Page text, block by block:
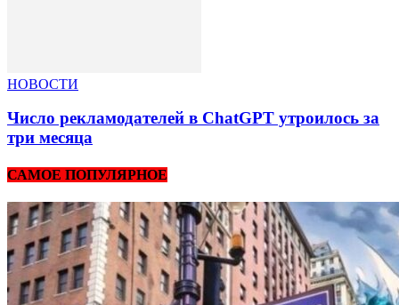
НОВОСТИ
Число рекламодателей в ChatGPT утроилось за
три месяца
САМОЕ ПОПУЛЯРНОЕ